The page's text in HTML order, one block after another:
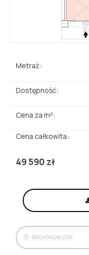
Metraż:
Dostępność:
Cena za m²:
Cena całkowita:
49 590 zł
ARCHIWUM CEN